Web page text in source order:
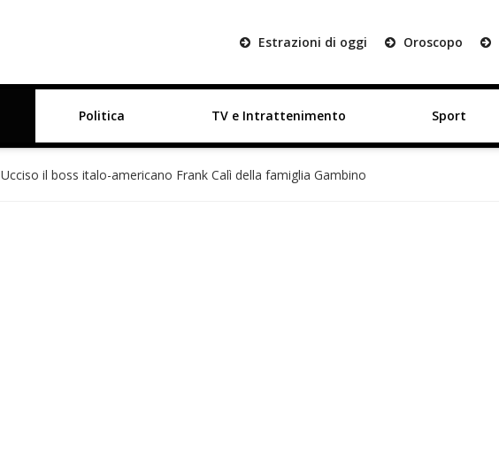
Estrazioni di oggi Oroscopo
Politica TV e Intrattenimento Sport
Ucciso il boss italo-americano Frank Calì della famiglia Gambino